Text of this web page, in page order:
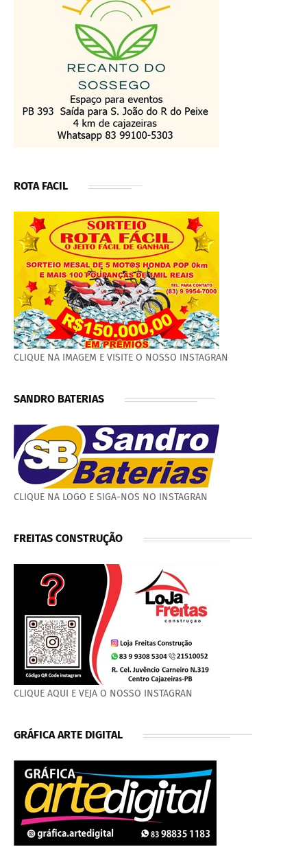
ROTA FACIL
CLIQUE NA IMAGEM E VISITE O NOSSO INSTAGRAN
SANDRO BATERIAS
CLIQUE NA LOGO E SIGA-NOS NO INSTAGRAN
FREITAS CONSTRUÇÃO
CLIQUE AQUI E VEJA O NOSSO INSTAGRAN
GRÁFICA ARTE DIGITAL